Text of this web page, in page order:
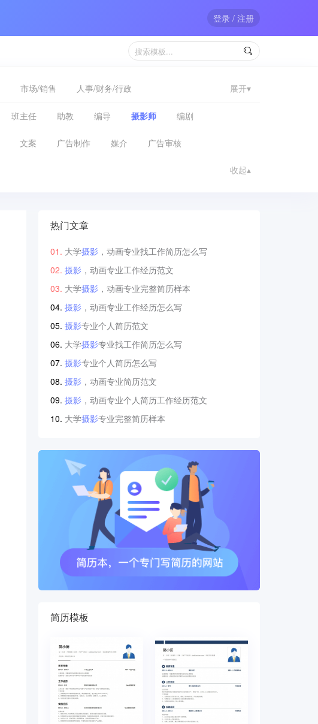
登录 / 注册

市场/销售 人事/财务/行政 展开▾
班主任 助教 编导 摄影师 编剧
文案 广告制作 媒介 广告审核
收起▴
热门文章
大学摄影 ，动画专业找工作简历怎么写
摄影 ，动画专业工作经历范文
大学摄影 ，动画专业完整简历样本
摄影 ，动画专业工作经历怎么写
摄影专业个人简历范文
大学摄影专业找工作简历怎么写
摄影专业个人简历怎么写
摄影 ，动画专业简历范文
摄影 ，动画专业个人简历工作经历范文
大学摄影专业完整简历样本
简历模板